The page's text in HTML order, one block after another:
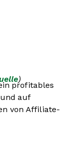
)
profitables
auf
von Affiliate-